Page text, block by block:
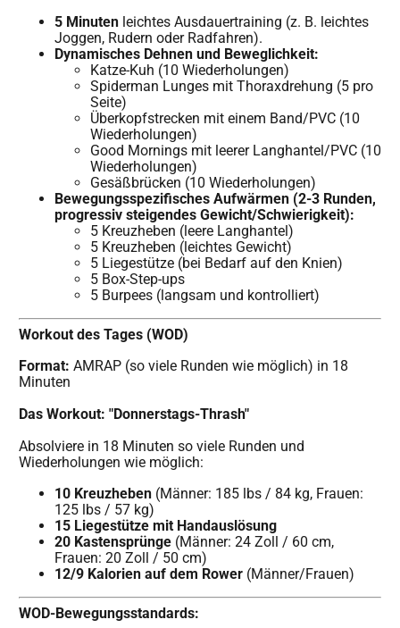
5 Minuten leichtes Ausdauertraining (z. B. leichtes
Joggen, Rudern oder Radfahren).
Dynamisches Dehnen und Beweglichkeit:
Katze-Kuh (10 Wiederholungen)
Spiderman Lunges mit Thoraxdrehung (5 pro
Seite)
Überkopfstrecken mit einem Band/PVC (10
Wiederholungen)
Good Mornings mit leerer Langhantel/PVC (10
Wiederholungen)
Gesäßbrücken (10 Wiederholungen)
Bewegungsspezifisches Aufwärmen (2-3 Runden,
progressiv steigendes Gewicht/Schwierigkeit):
5 Kreuzheben (leere Langhantel)
5 Kreuzheben (leichtes Gewicht)
5 Liegestütze (bei Bedarf auf den Knien)
5 Box-Step-ups
5 Burpees (langsam und kontrolliert)
Workout des Tages (WOD)
Format: AMRAP (so viele Runden wie möglich) in 18
Minuten
Das Workout: "Donnerstags-Thrash"
Absolviere in 18 Minuten so viele Runden und
Wiederholungen wie möglich:
10 Kreuzheben (Männer: 185 lbs / 84 kg, Frauen:
125 lbs / 57 kg)
15 Liegestütze mit Handauslösung
20 Kastensprünge (Männer: 24 Zoll / 60 cm,
Frauen: 20 Zoll / 50 cm)
12/9 Kalorien auf dem Rower (Männer/Frauen)
WOD-Bewegungsstandards: